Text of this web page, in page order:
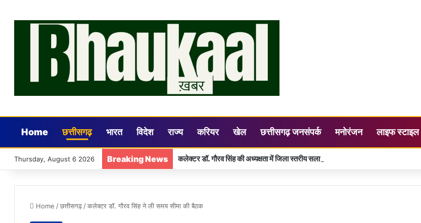
Home छत्तीसगढ़ भारत विदेश राज्य करियर खेल छत्तीसगढ़ जनसंपर्क मनोरंजन लाइफ स्टाइल
Thursday, August 6 2026 Breaking News कलेक्टर डॉ. गौरव सिंह की अध्यक्षता में जिला स्तरीय सलाहकार समिति (DLCC) की बैठक सम्पन्न
Home / छत्तीसगढ़ / कलेक्टर डॉ. गौरव सिंह ने ली समय सीमा की बैठक